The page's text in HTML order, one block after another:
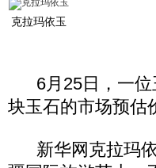
克拉玛依玉
6月25日，一位
块玉石的市场预估
新华网克拉玛依